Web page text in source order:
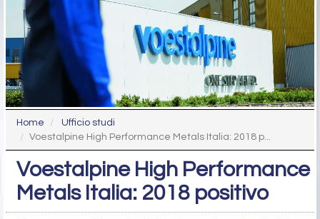
Home
Ufficio studi
Voestalpine High Performance Metals Italia: 2018 p...
Voestalpine High Performance
Metals Italia: 2018 positivo